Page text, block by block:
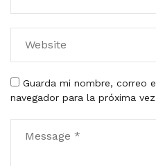
Guarda mi nombre, correo
navegador para la próxima